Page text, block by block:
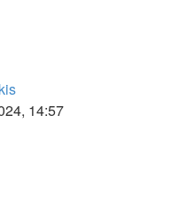
14:57